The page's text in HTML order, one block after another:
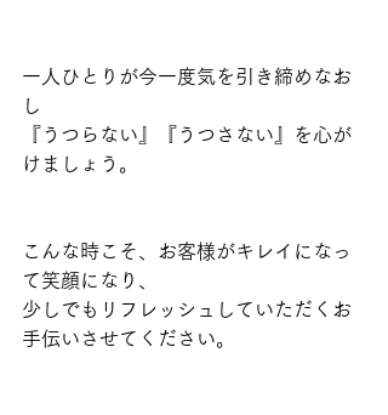
一人ひとりが今一度気を引き締めなお
し
『うつらない』『うつさない』を心が
けましょう。
こんな時こそ、お客様がキレイになっ
て笑顔になり、
少しでもリフレッシュしていただくお
手伝いさせてください。